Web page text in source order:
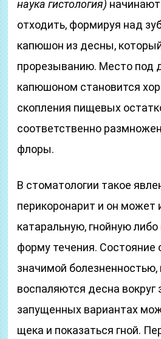
наука гистология)
отходить, формируя над
капюшон из десны,
прорезыванию. Место под
капюшоном становится
скопления пищевых
соответственно
флоры.
В стоматологии такое
перикоронарит и он может
катаральную, гнойную
форму течения. Состояние
значимой болезненностью,
воспаляются десна вокруг
запущенных вариантах
щека и показаться гной.